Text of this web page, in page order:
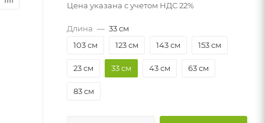
Цена указана с учетом НДС 22%
Длина — 33 см
103 см
123 см 143 см 153 см
23 см 33 см 43 см 63 см
83 см